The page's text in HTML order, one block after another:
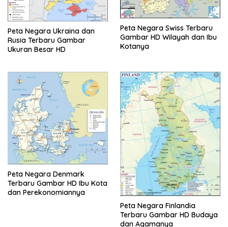
Peta Negara Ukraina dan
Rusia Terbaru Gambar
Ukuran Besar HD
Peta Negara Swiss Terbaru
Gambar HD Wilayah dan Ibu
Kotanya
Peta Negara Denmark
Terbaru Gambar HD Ibu Kota
dan Perekonomiannya
Peta Negara Finlandia
Terbaru Gambar HD Budaya
dan Agamanya